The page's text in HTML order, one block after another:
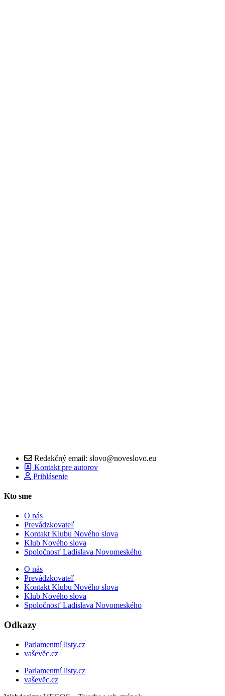
Redakčný email: slovo@noveslovo.eu
Kontakt pre autorov
Prihlásenie
Kto sme
O nás
Prevádzkovateľ
Kontakt Klubu Nového slova
Klub Nového slova
Spoločnosť Ladislava Novomeského
O nás
Prevádzkovateľ
Kontakt Klubu Nového slova
Klub Nového slova
Spoločnosť Ladislava Novomeského
Odkazy
Parlamentní listy.cz
vaševěc.cz
Parlamentní listy.cz
vaševěc.cz